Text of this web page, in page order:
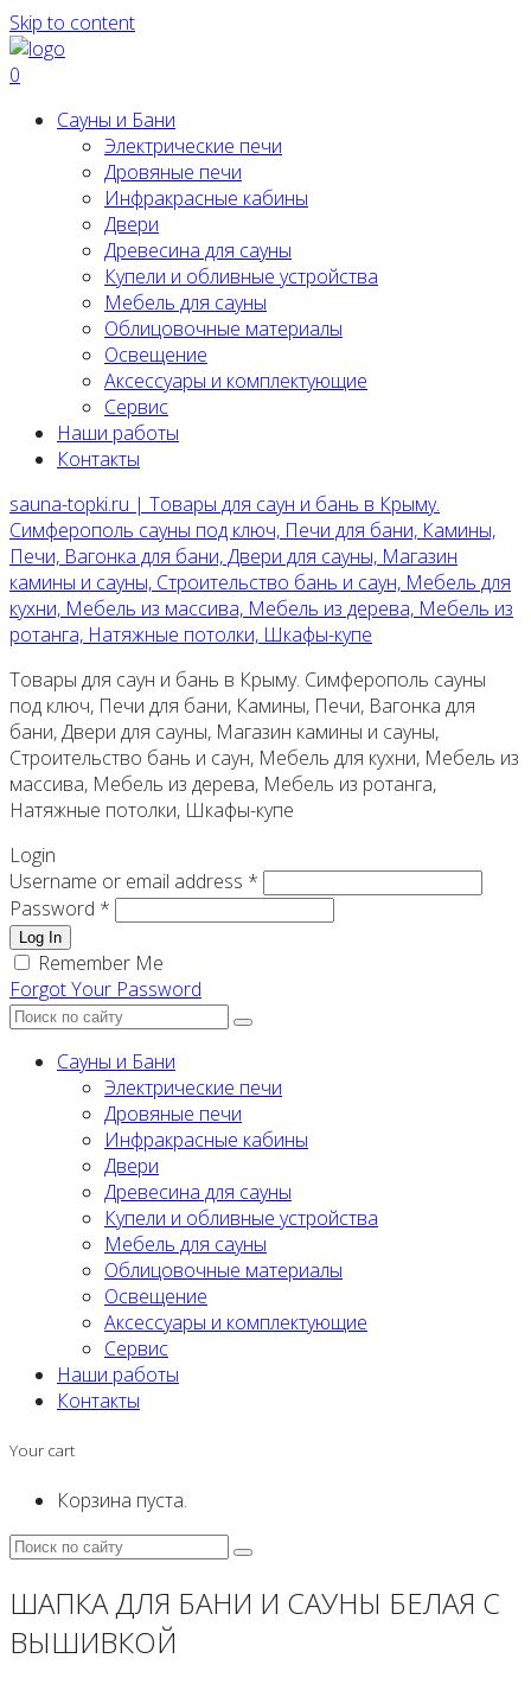
Skip to content
0
Сауны и Бани
Электрические печи
Дровяные печи
Инфракрасные кабины
Двери
Древесина для сауны
Купели и обливные устройства
Мебель для сауны
Облицовочные материалы
Освещение
Аксессуары и комплектующие
Сервис
Наши работы
Контакты
sauna-topki.ru | Товары для саун и бань в Крыму.
Симферополь сауны под ключ, Печи для бани, Камины,
Печи, Вагонка для бани, Двери для сауны, Магазин
камины и сауны, Строительство бань и саун, Мебель для
кухни, Мебель из массива, Мебель из дерева, Мебель из
ротанга, Натяжные потолки, Шкафы-купе
Товары для саун и бань в Крыму. Симферополь сауны
под ключ, Печи для бани, Камины, Печи, Вагонка для
бани, Двери для сауны, Магазин камины и сауны,
Строительство бань и саун, Мебель для кухни, Мебель из
массива, Мебель из дерева, Мебель из ротанга,
Натяжные потолки, Шкафы-купе
Login
Username or email address *
Password *
Log In
Remember Me
Forgot Your Password
Сауны и Бани
Электрические печи
Дровяные печи
Инфракрасные кабины
Двери
Древесина для сауны
Купели и обливные устройства
Мебель для сауны
Облицовочные материалы
Освещение
Аксессуары и комплектующие
Сервис
Наши работы
Контакты
Your cart
Корзина пуста.
ШАПКА ДЛЯ БАНИ И САУНЫ БЕЛАЯ С
ВЫШИВКОЙ